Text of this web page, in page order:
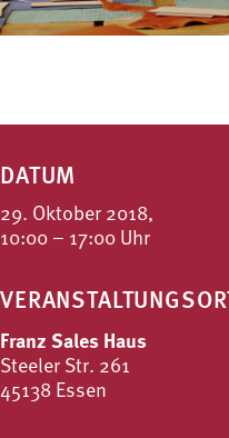
DATUM
29. Oktober 2018,
10:00 – 17:00 Uhr
VERANSTALTUNGSORT
Franz Sales Haus
Steeler Str. 261
45138 Essen